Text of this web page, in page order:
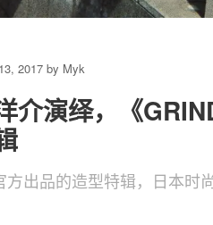
2017 by Myk
介演绎，《
方出品的造型特辑，日本时